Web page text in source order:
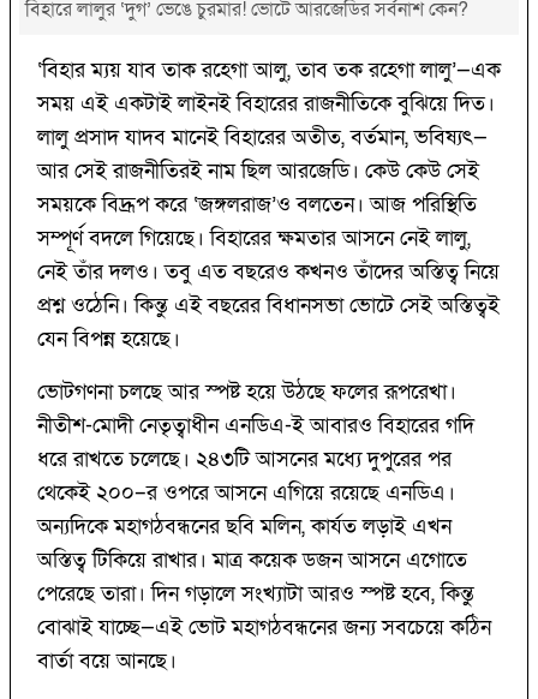
বিহারে লালুর ‘দুর্গ’ ভেঙে চুরমার! ভোটে আরজেডির সর্বনাশ কেন?
‘বিহার ম্যয় যাব তাক রহেগা আলু, তাব তক রহেগা লালু’—এক
সময় এই একটাই লাইনই বিহারের রাজনীতিকে বুঝিয়ে দিত।
লালু প্রসাদ যাদব মানেই বিহারের অতীত, বর্তমান, ভবিষ্যৎ—
আর সেই রাজনীতিরই নাম ছিল আরজেডি। কেউ কেউ সেই
সময়কে বিদ্রূপ করে ‘জঙ্গলরাজ’ও বলতেন। আজ পরিস্থিতি
সম্পূর্ণ বদলে গিয়েছে। বিহারের ক্ষমতার আসনে নেই লালু,
নেই তাঁর দলও। তবু এত বছরেও কখনও তাঁদের অস্তিত্ব নিয়ে
প্রশ্ন ওঠেনি। কিন্তু এই বছরের বিধানসভা ভোটে সেই অস্তিত্বই
যেন বিপন্ন হয়েছে।
ভোটগণনা চলছে আর স্পষ্ট হয়ে উঠছে ফলের রূপরেখা।
নীতীশ-মোদী নেতৃত্বাধীন এনডিএ-ই আবারও বিহারের গদি
ধরে রাখতে চলেছে। ২৪৩টি আসনের মধ্যে দুপুরের পর
থেকেই ২০০–র ওপরে আসনে এগিয়ে রয়েছে এনডিএ।
অন্যদিকে মহাগঠবন্ধনের ছবি মলিন, কার্যত লড়াই এখন
অস্তিত্ব টিকিয়ে রাখার। মাত্র কয়েক ডজন আসনে এগোতে
পেরেছে তারা। দিন গড়ালে সংখ্যাটা আরও স্পষ্ট হবে, কিন্তু
বোঝাই যাচ্ছে—এই ভোট মহাগঠবন্ধনের জন্য সবচেয়ে কঠিন
বার্তা বয়ে আনছে।